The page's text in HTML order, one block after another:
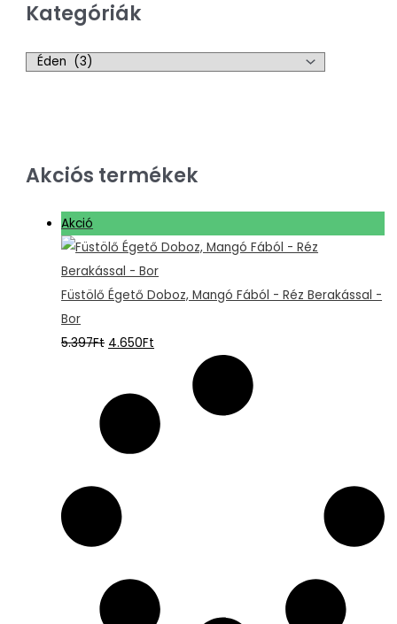
Kategóriák
Akciós termékek
Akció
Füstölő Égető Doboz, Mangó Fából - Réz Berakással -
Bor
5.397Ft 4.650Ft